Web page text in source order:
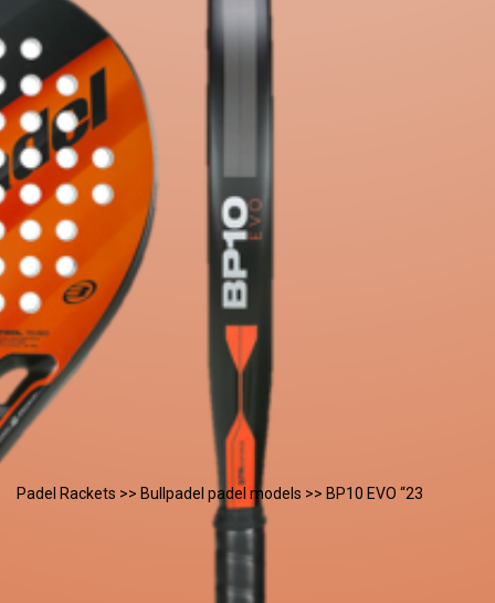
Padel Rackets >> Bullpadel padel models >> BP10 EVO “23